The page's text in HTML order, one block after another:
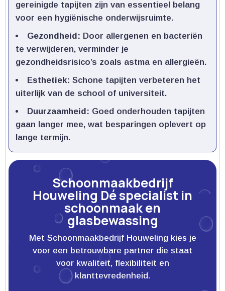
gereinigde tapijten zijn van essentieel belang
voor een hygiënische onderwijsruimte.​
Gezondheid: Door allergenen en bacteriën
te verwijderen, verminder je
gezondheidsrisico’s zoals astma en allergieën.​
Esthetiek: Schone tapijten verbeteren het
uiterlijk van de school of universiteit.​
Duurzaamheid: Goed onderhouden tapijten
gaan langer mee, wat besparingen oplevert op
lange termijn.​
Schoonmaakbedrijf
Houweling Dé specialist in
schoonmaak en
glasbewassing
Met Schoonmaakbedrijf Houweling kies je
voor een betrouwbare partner die staat
voor kwaliteit, flexibiliteit en
klanttevredenheid.